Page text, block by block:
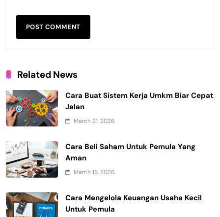
Related News
Cara Buat Sistem Kerja Umkm Biar Cepat
Jalan
March 21, 2026
Cara Beli Saham Untuk Pemula Yang
Aman
March 15, 2026
Cara Mengelola Keuangan Usaha Kecil
Untuk Pemula